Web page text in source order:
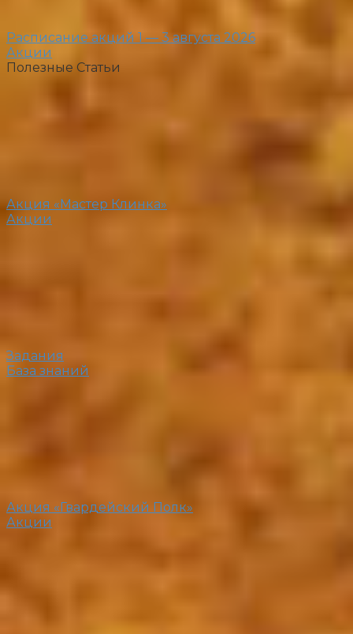
Расписание акций 1 — 3 августа 2026
Акции
Полезные Статьи
Акция «Мастер Клинка»
Акции
Задания
База знаний
Акция «Гвардейский Полк»
Акции